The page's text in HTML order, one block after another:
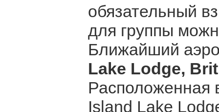
обязательный
для группы
Ближайший
Lake Lodge,
Расположенная
Island Lake